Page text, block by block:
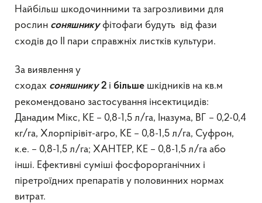
Найбільш шкодочинними та загрозливими для
рослин соняшникуфітофаги будуть від фази
сходів до II пари справжніх листків культури.
За виявлення у
сходах соняшнику 2 і більше шкідників на кв.м
рекомендовано застосування інсектицидів:
Данадим Мікс, КЕ – 0,8-1,5 л/га, Іназума, ВГ – 0,2-0,4
кг/га, Хлорпірівіт-агро, КЕ – 0,8-1,5 л/га, Суфрон,
к.е. – 0,8-1,5 л/га; ХАНТЕР, КЕ – 0,8-1,5 л/га або
інші. Ефективні суміші фосфорорганічних і
піретроїдних препаратів у половинних нормах
витрат.